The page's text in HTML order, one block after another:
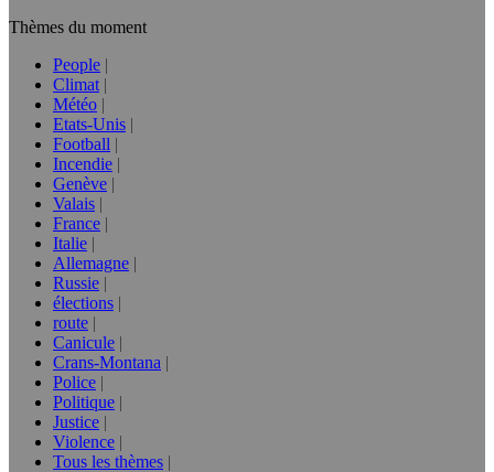
Thèmes du moment
People
Climat
Météo
Etats-Unis
Football
Incendie
Genève
Valais
France
Italie
Allemagne
Russie
élections
route
Canicule
Crans-Montana
Police
Politique
Justice
Violence
Tous les thèmes